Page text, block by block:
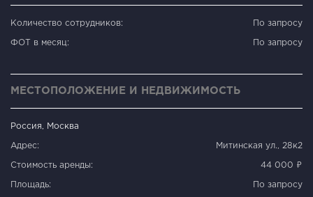
Количество сотрудников: По запросу
ФОТ в месяц: По запросу
МЕСТОПОЛОЖЕНИЕ И НЕДВИЖИМОСТЬ
Россия, Москва
Адрес: Митинская ул., 28к2
Стоимость аренды: 44 000 ₽
Площадь: По запросу